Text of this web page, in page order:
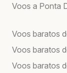
Voos a Ponta
Voos baratos
Voos baratos
Voos baratos